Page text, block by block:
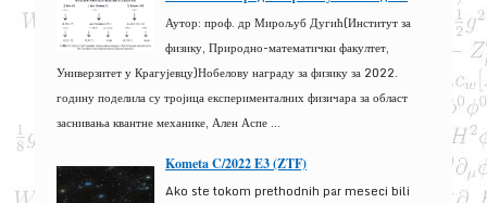
Аутор: проф. др Мирољуб Дугић(Институт за
физику, Природно-математички факултет,
Универзитет у Крагујевцу)Нобелову награду за физику за 2022.
годину поделила су тројица експерименталних физичара за област
заснивања квантне механике, Ален Аспе ...
Kometa C/2022 E3 (ZTF)
Ako ste tokom prethodnih par meseci bili